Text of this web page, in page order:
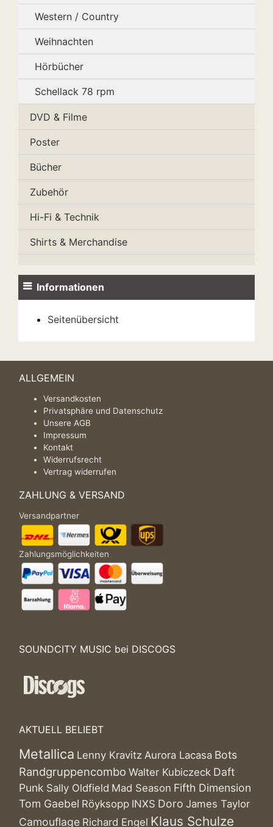
Western / Country
Weihnachten
Hörbücher
Schellack 78 rpm
DVD & Filme
Poster
Bücher
Zubehör
Hi-Fi & Technik
Shirts & Merchandise
Informationen
Seitenübersicht
ALLGEMEIN
Versandkosten
Privatsphäre und Datenschutz
Unsere AGB
Impressum
Kontakt
Widerrufsrecht
Vertrag widerrufen
ZAHLUNG & VERSAND
Versandpartner
Zahlungsmöglichkeiten
SOUNDCITY MUSIC bei DISCOGS
AKTUELL BELIEBT
Metallica Lenny Kravitz Aurora Lacasa Bots
Randgruppencombo Walter Kubiczeck Daft
Punk Sally Oldfield Mad Season Fifth Dimension
Tom Gaebel Röyksopp INXS Doro James Taylor
Camouflage Richard Engel Klaus Schulze